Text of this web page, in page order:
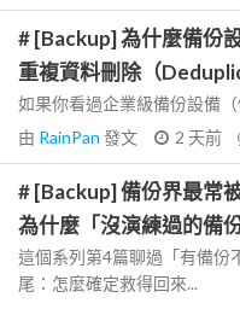
# [Backup] 為什麼備份
重複資料刪除（
如果你看過企業級備份設備
由 RainPan 發文 2 天前
# [Backup] 備份界最常
為什麼「沒演練過的備
這個系列第4篇聊過「有備份
尾：怎麼確定救得回來...